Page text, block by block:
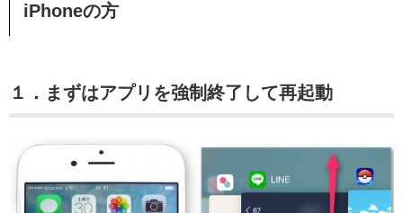
iPhoneの方
１．まずはアプリを強制終了して再起動